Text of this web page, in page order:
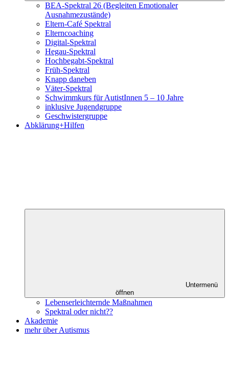
BEA-Spektral 26 (Begleiten Emotionaler
Ausnahmezustände)
Eltern-Café Spektral
Elterncoaching
Digital-Spektral
Hegau-Spektral
Hochbegabt-Spektral
Früh-Spektral
Knapp daneben
Väter-Spektral
Schwimmkurs für AutistInnen 5 – 10 Jahre
inklusive Jugendgruppe
Geschwistergruppe
Abklärung+Hilfen
Untermenü
öffnen
Lebenserleichternde Maßnahmen
Spektral oder nicht??
Akademie
mehr über Autismus